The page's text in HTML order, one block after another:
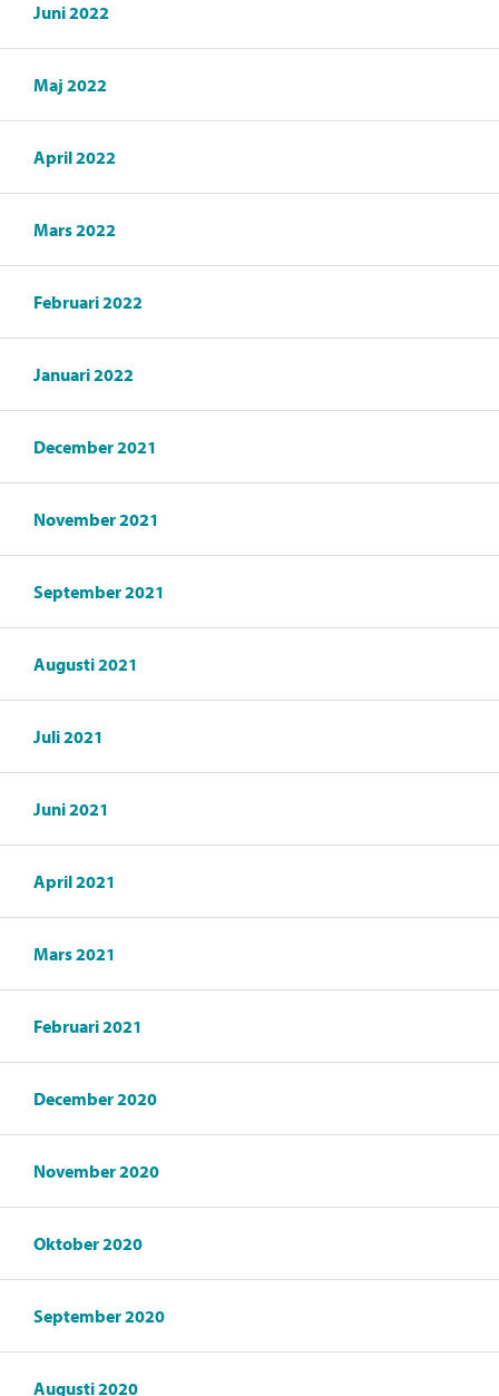
Juni 2022
Maj 2022
April 2022
Mars 2022
Februari 2022
Januari 2022
December 2021
November 2021
September 2021
Augusti 2021
Juli 2021
Juni 2021
April 2021
Mars 2021
Februari 2021
December 2020
November 2020
Oktober 2020
September 2020
Augusti 2020